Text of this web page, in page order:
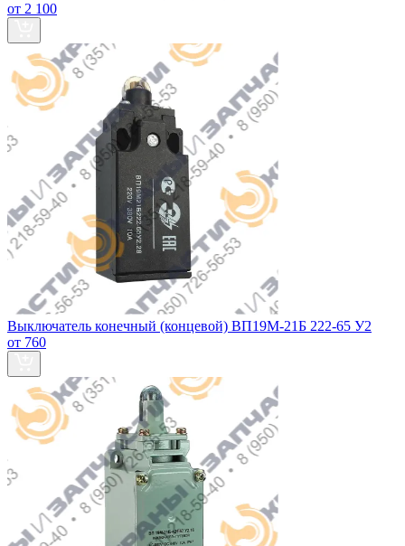
от 2 100
Выключатель конечный (концевой) ВП19М-21Б 222-65 У2
от 760